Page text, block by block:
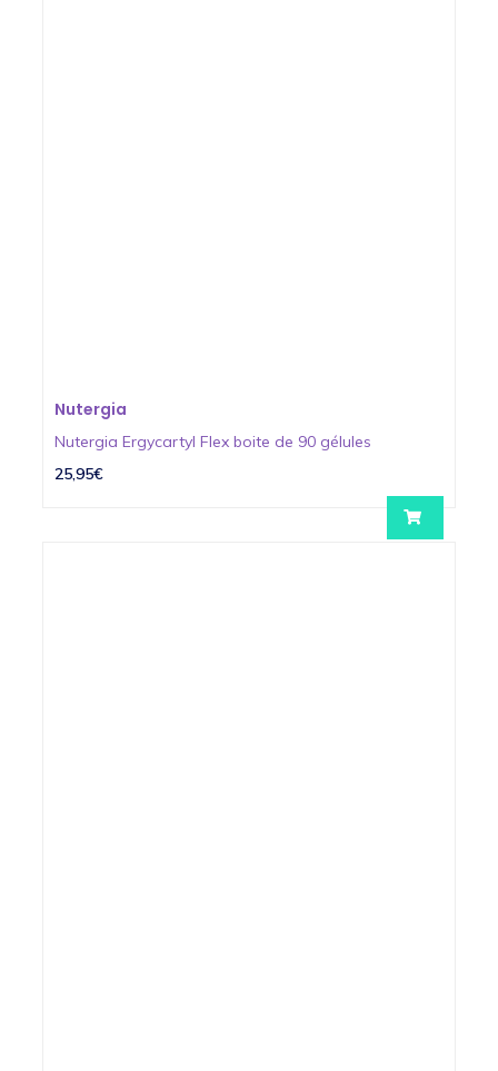
Nutergia
Nutergia Ergycartyl Flex boite de 90 gélules
25,95€